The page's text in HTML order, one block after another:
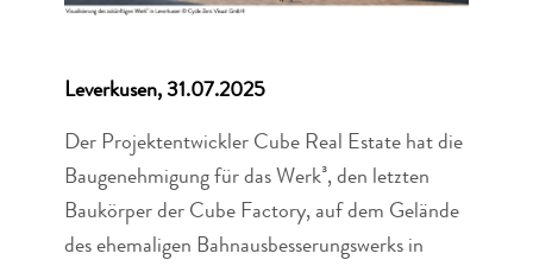
Leverkusen, 31.07.2025
Der Projektentwickler Cube Real Estate hat die
Baugenehmigung für das Werk³, den letzten
Baukörper der Cube Factory, auf dem Gelände
des ehemaligen Bahnausbesserungswerks in